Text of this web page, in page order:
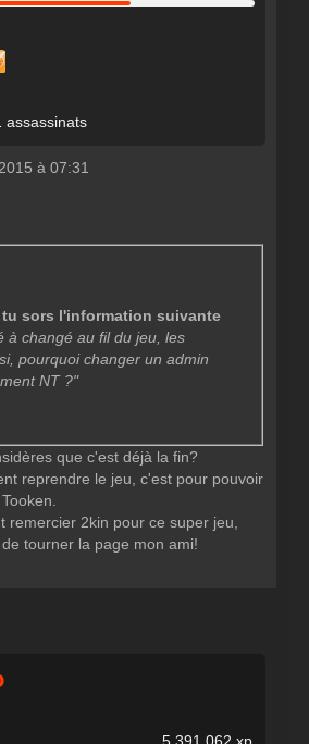
assassinats
à 07:31
tu sors l'information suivante
à changé au fil du jeu, les
pourquoi changer un admin
NT ?"
que c'est déjà la fin?
reprendre le jeu, c'est pour pouvoir
remercier 2kin pour ce super jeu,
tourner la page mon ami!